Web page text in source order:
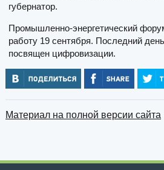
губернатор.
Промышленно-энергетический
работу 19 сентября. Последний
посвящен цифровизации.
Материал на полной версии сайта